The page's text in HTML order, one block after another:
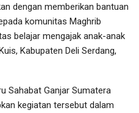
dengan memberikan bantuan
komunitas Maghrib
belajar mengajak anak-anak
Kabupaten Deli Serdang,
Sahabat Ganjar Sumatera
kegiatan tersebut dalam